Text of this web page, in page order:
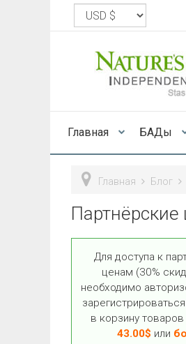
Главная БАДы
Главная Блог
Для доступа к
ценам (30%
необходимо
в корзину
43.00$ или